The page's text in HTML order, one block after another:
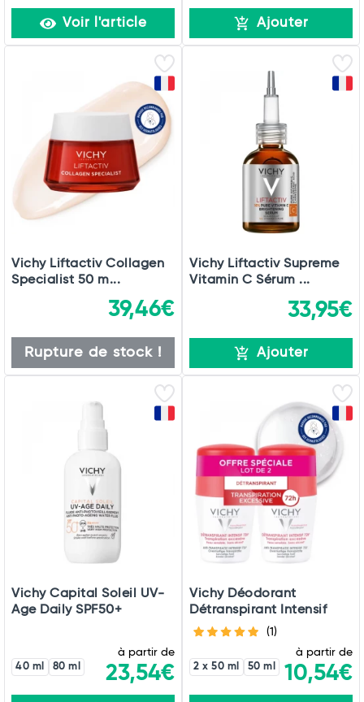
Voir l'article Ajouter
Vichy Liftactiv Collagen
Specialist 50 m...
39,46€
Rupture de stock !
Vichy Liftactiv Supreme
Vitamin C Sérum ...
33,95€
Ajouter
Vichy Capital Soleil UV-
Age Daily SPF50+
40 ml 80 ml
à partir de
23,54€
Vichy Déodorant
Détranspirant Intensif
(1)
2 x 50 ml 50 ml
à partir de
10,54€